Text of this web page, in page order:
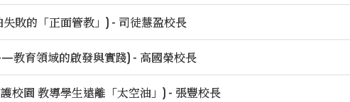
敗的「正面管教」) - 司徒慧盈校長
教育領域的啟發與實踐) - 高國榮校長
校園 教導學生遠離「太空油」) - 張豐校長